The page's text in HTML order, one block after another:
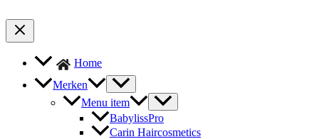
Home
Merken
Menu item
BabylissPro
Carin Haircosmetics